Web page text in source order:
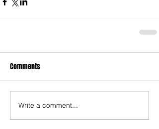
Comments
Write a comment...